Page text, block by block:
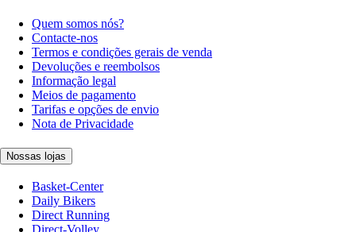
Quem somos nós?
Contacte-nos
Termos e condições gerais de venda
Devoluções e reembolsos
Informação legal
Meios de pagamento
Tarifas e opções de envio
Nota de Privacidade
Nossas lojas
Basket-Center
Daily Bikers
Direct Running
Direct-Volley